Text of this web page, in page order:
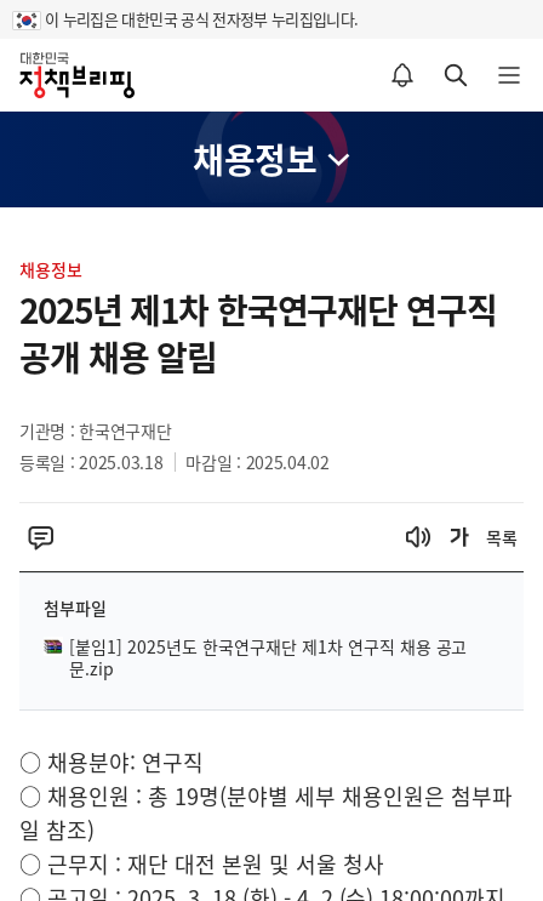
이 누리집은 대한민국 공식 전자정부 누리집입니다.
홈
알림설정 바로가기 검색 바로가기 메뉴 열기
채용정보
텐
츠
영
역
채용정보
2025년 제1차 한국연구재단 연구직
공개 채용 알림
기관명 : 한국연구재단
등록일 : 2025.03.18
마감일 : 2025.04.02
목록
첨부파일
[붙임1] 2025년도 한국연구재단 제1차 연구직 채용 공고
문.zip
○ 채용분야: 연구직
○ 채용인원 : 총 19명(분야별 세부 채용인원은 첨부파
일 참조)
○ 근무지 : 재단 대전 본원 및 서울 청사